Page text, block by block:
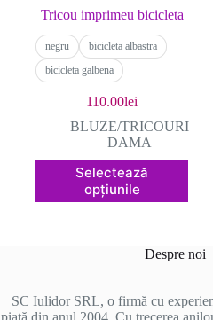
Tricou imprimeu bicicleta
negru
bicicleta albastra
bicicleta galbena
110.00lei
BLUZE/TRICOURI
DAMA
Selectează
opțiunile
Acest
produs
are
variații.
Opțiunile
alese
Despre noi
SC Iulidor SRL, o firmă cu
piață din anul 2004. Cu trecerea